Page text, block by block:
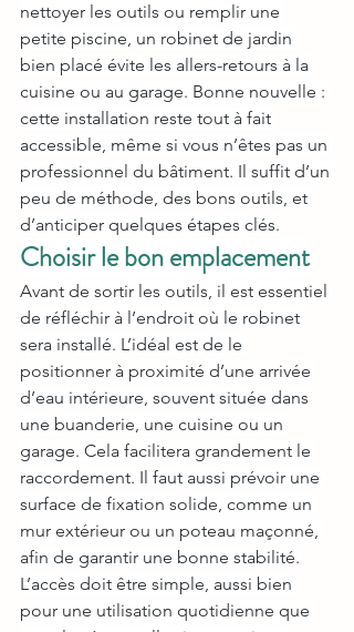
nettoyer les outils ou remplir une
petite piscine, un robinet de jardin
bien placé évite les allers-retours à la
cuisine ou au garage. Bonne nouvelle :
cette installation reste tout à fait
accessible, même si vous n’êtes pas un
professionnel du bâtiment. Il suffit d’un
peu de méthode, des bons outils, et
d’anticiper quelques étapes clés.
Choisir le bon emplacement
Avant de sortir les outils, il est essentiel
de réfléchir à l’endroit où le robinet
sera installé. L’idéal est de le
positionner à proximité d’une arrivée
d’eau intérieure, souvent située dans
une buanderie, une cuisine ou un
garage. Cela facilitera grandement le
raccordement. Il faut aussi prévoir une
surface de fixation solide, comme un
mur extérieur ou un poteau maçonné,
afin de garantir une bonne stabilité.
L’accès doit être simple, aussi bien
pour une utilisation quotidienne que